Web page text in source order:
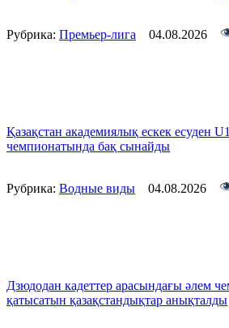
Рубрика: Премьер-лига 04.08.2026
Қазақстан академиялық ескек есуден
чемпионатында бақ сынайды
Рубрика: Водные виды 04.08.2026
Дзюдодан кадеттер арасындағы әлем
қатысатын қазақстандықтар анықталды